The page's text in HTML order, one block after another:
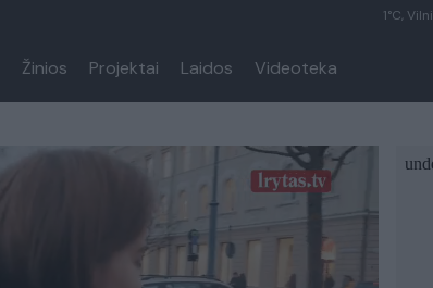
1°C,
Žinios Projektai Laidos Videoteka